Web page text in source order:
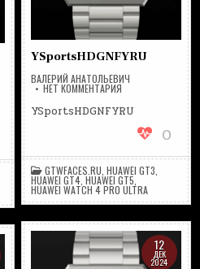
YSportsHDGNFYRU
ВАЛЕРИЙ АНАТОЛЬЕВИЧ
НЕТ КОММЕНТАРИЯНА
YSportsHDGNFYRU
0
GTWFACES.RU ,HUAWEI GT3
HUAWEI GT4 ,HUAWEI GT5
HUAWEI WATCH 4 PRO ULTRA
12
ДЕК
2024